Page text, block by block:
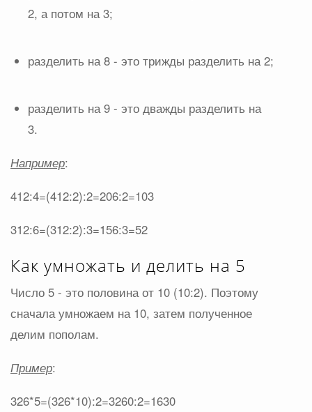
2, а потом на 3;
разделить на 8 - это трижды разделить на 2;
разделить на 9 - это дважды разделить на
3.
Например:
412:4=(412:2):2=206:2=103
312:6=(312:2):3=156:3=52
Как умножать и делить на 5
Число 5 - это половина от 10 (10:2). Поэтому
сначала умножаем на 10, затем полученное
делим пополам.
Пример:
326*5=(326*10):2=3260:2=1630